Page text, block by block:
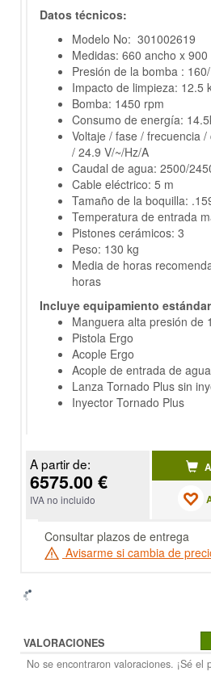
Datos técnicos:
Modelo No: 301002619
Medidas: 660 ancho x
Presión de la bomba :
Impacto de limpieza: 12.5
Bomba: 1450 rpm
Consumo de energía:
Voltaje / fase / frecuencia
/ 24.9 V/~/Hz/A
Caudal de agua: 2500/
Cable eléctrico: 5 m
Tamaño de la boquilla:
Temperatura de entrada
Pistones cerámicos: 3
Peso: 130 kg
Media de horas
horas
Incluye equipamiento
Manguera alta presión de
Pistola Ergo
Acople Ergo
Acople de entrada de agua
Lanza Tornado Plus sin
Inyector Tornado Plus
A partir de:
6575.00 €
IVA no incluido
Consultar plazos de entrega
Avisarme si cambia de
VALORACIONES
No se encontraron valoraciones. ¡Sé el